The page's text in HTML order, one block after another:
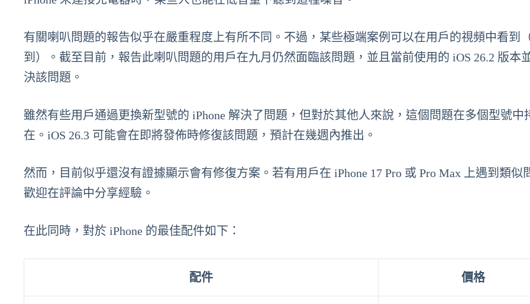
有關喇叭問題的報告似乎在嚴重程度上有所不同。不過，某些極端案例可以在用戶的視頻中看到
到）。截至目前，報告此喇叭問題的用戶在九月仍然面臨該問題，並且當前使用的 iOS 26.2 版本
決該問題。
雖然有些用戶通過更換新型號的 iPhone 解決了問題，但對於其他人來說，這個問題在多個型號中
在。iOS 26.3 可能會在即將發佈時修復該問題，預計在幾週內推出。
然而，目前似乎還沒有證據顯示會有修復方案。若有用戶在 iPhone 17 Pro 或 Pro Max 上遇到類似
歡迎在評論中分享經驗。
在此同時，對於 iPhone 的最佳配件如下：
配件 價格